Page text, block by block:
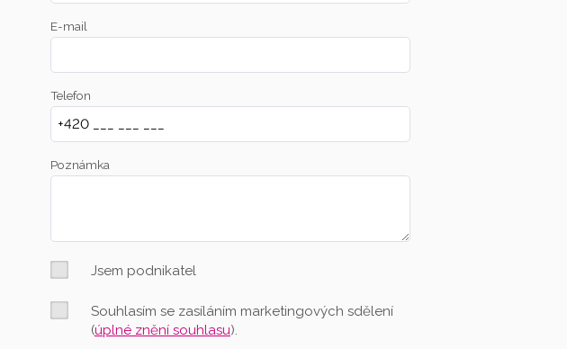
E-mail
Telefon
Poznámka
Jsem podnikatel
Souhlasím se zasíláním marketingových sdělení
(úplné znění souhlasu).